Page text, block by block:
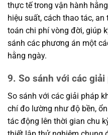
thực tế trong vận hành
hiệu suất, cách thao tác,
toán chi phí vòng đời, giúp
sánh các phương án một
hằng ngày.
9. So sánh với các
So sánh với các giải pháp
chí đo lường như độ bền,
tác động lên thời gian chu